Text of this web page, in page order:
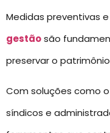
Medidas preventivas
gestãosão
preservar o
Com soluções como o
síndicos e